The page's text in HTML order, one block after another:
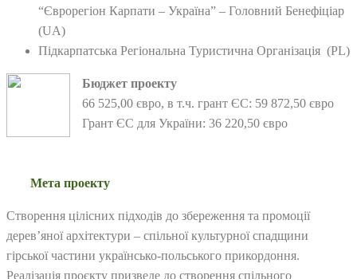
“Єврорегіон Карпати – Україна” – Головний Бенефіціар
(UA)
Підкарпатська Регіональнa Туристична Організація (PL)
Бюджет проекту
66 525,00 євро, в т.ч. грант ЄС: 59 872,50 євро
Грант ЄС для України: 36 220,50 євро
Мета проекту
Створення цілісних підходів до збереження та промоції
дерев’яної архітектури – спільної культурної спадщини
гірської частини українсько-польського прикордоння.
Реалізація проєкту призведе до створення спільного